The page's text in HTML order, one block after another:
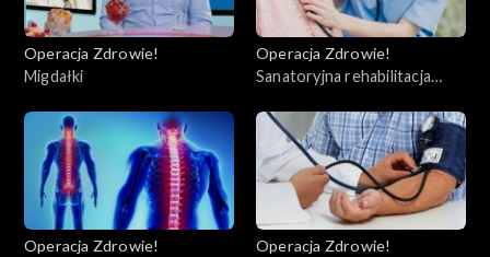
Operacja Zdrowie!
Migdałki
Operacja Zdrowie!
Sanatoryjna rehabilitacja
Operacja Zdrowie!
Operacja Zdrowie!